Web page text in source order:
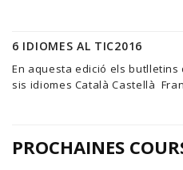
6 IDIOMES AL TIC2016
En aquesta edició els butlletins
sis idiomes Català Castellà
PROCHAINES